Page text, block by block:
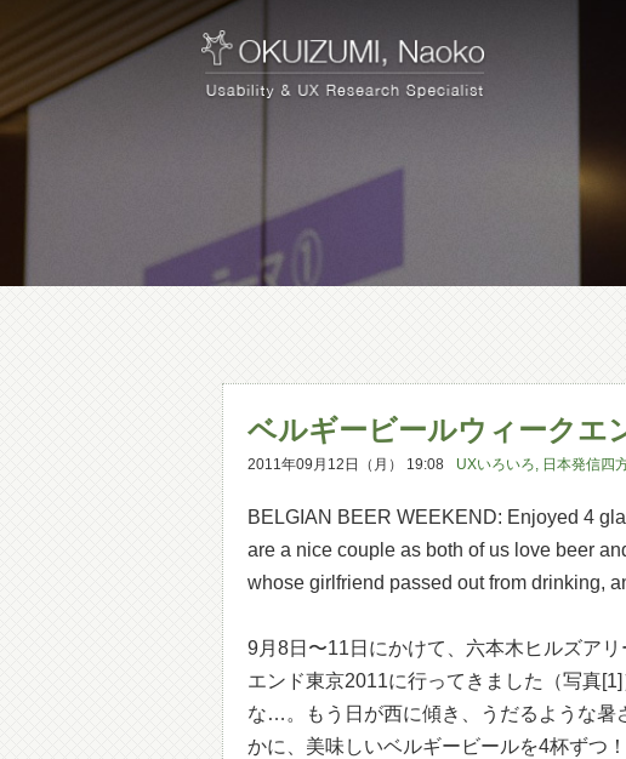
ベルギービールウィークエ
2011年09月12日（月） 19:08 UXいろいろ, 日本発信四
BELGIAN BEER WEEKEND: Enjoyed 4
are a nice couple as both of us love beer
whose girlfriend passed out from drinking,
9月8日〜11日にかけて、六本木ヒルズア
エンド東京2011に行ってきました（写真
な…。もう日が西に傾き、うだるような暑
かに、美味しいベルギービールを4杯ずつ